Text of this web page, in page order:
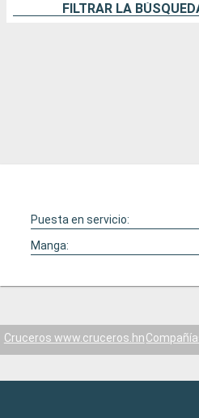
FILTRAR LA
Puesta en servicio:
Manga:
Cruceros www.cruceros.hn